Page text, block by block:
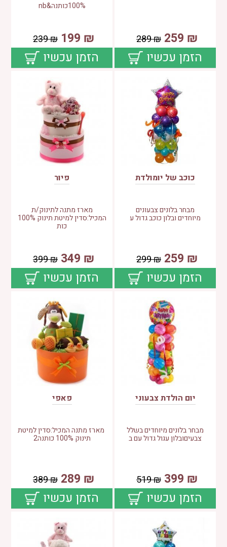
₪
259
₪
289
הזמן עכשיו
100%כותנה&nb
₪
199
₪
239
הזמן עכשיו
כוכב של יומולדת
מבחר בלונים צבעונים
מיוחדים ובלון כוכב גדול ע
₪
259
₪
299
הזמן עכשיו
פיור
מארז מתנה לתינוק/ת
המכיל:סדין למיטת תינוק 100%
כות
₪
349
₪
399
הזמן עכשיו
יום הולדת צבעוני
מבחר בלונים מיוחדים בשלל
צבעיםובלון עגול גדול עם ב
₪
399
₪
519
הזמן עכשיו
פאפי
מארז מתנה המכיל:סדין למיטת
תינוק 100% כותנה2
₪
289
₪
389
הזמן עכשיו